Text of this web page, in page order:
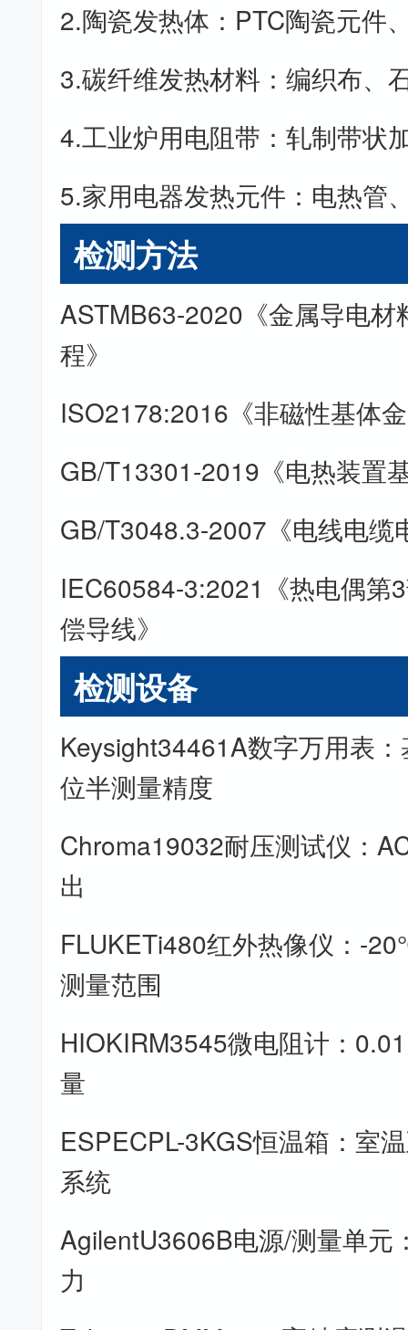
2.陶瓷发热体：PTC陶瓷元件
3.碳纤维发热材料：编织布、
4.工业炉用电阻带：轧制带状
5.家用电器发热元件：电热管
检测方法
ASTMB63-2020《金属导电材
程》
ISO2178:2016《非磁性基体
GB/T13301-2019《电热装置
GB/T3048.3-2007《电线电缆
IEC60584-3:2021《热电偶第
偿导线》
检测设备
Keysight34461A数字万用表
位半测量精度
Chroma19032耐压测试仪：
出
FLUKETi480红外热像仪：-
测量范围
HIOKIRM3545微电阻计：
量
ESPECPL-3KGS恒温箱：室
系统
AgilentU3606B电源/测量单元
力